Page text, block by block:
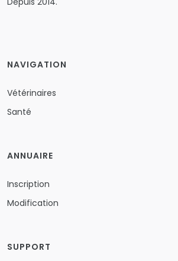
NAVIGATION
Vétérinaires
Santé
ANNUAIRE
Inscription
Modification
SUPPORT